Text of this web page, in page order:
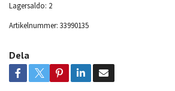
Lagersaldo: 2
Artikelnummer: 33990135
Dela